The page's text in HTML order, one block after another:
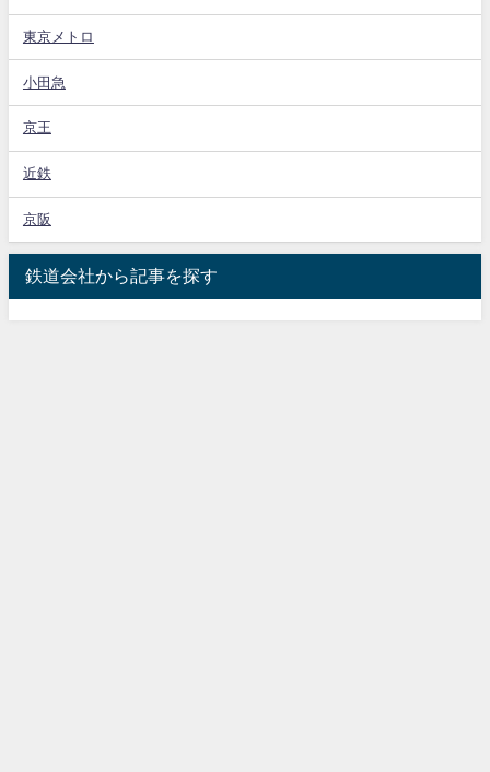
東京メトロ
小田急
京王
近鉄
京阪
鉄道会社から記事を探す